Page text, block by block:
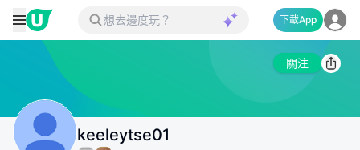
下載App
關注
keeleytse01